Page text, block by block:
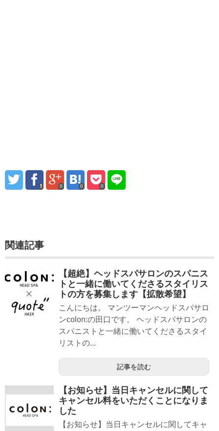
0 0 0
関連記事
【超絶】ヘッドスパサロンのスパニス
トと一緒に働いてくださるスタイリス
トの方を募集します【拡散希望】
こんにちは。 マンツーマンヘッドスパサロ
ンcolon:の田口です。 ヘッドスパサロンの
スパニストと一緒に働いてくださるスタイ
リストの...
記事を読む
【お知らせ】当日キャンセルに関して
キャンセル料をいただくことになりま
した
【お知らせ】当日キャンセルに関してキャ